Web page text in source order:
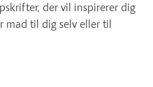
der vil inspirerer dig
mad til dig selv eller til